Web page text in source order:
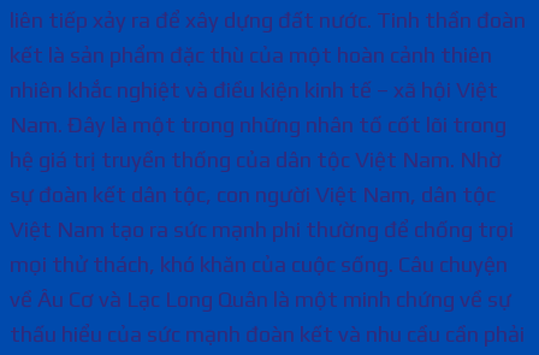
liên tiếp xảy ra để xây dựng đất nước. Tinh thần đoàn
kết là sản phẩm đặc thù của một hoàn cảnh thiên
nhiên khắc nghiệt và điều kiện kinh tế – xã hội Việt
Nam. Đây là một trong những nhân tố cốt lõi trong
hệ giá trị truyền thống của dân tộc Việt Nam. Nhờ
sự đoàn kết dân tộc, con người Việt Nam, dân tộc
Việt Nam tạo ra sức mạnh phi thường để chống trọi
mọi thử thách, khó khăn của cuộc sống. Câu chuyện
về Âu Cơ và Lạc Long Quân là một minh chứng về sự
thấu hiểu của sức mạnh đoàn kết và nhu cầu cần phải